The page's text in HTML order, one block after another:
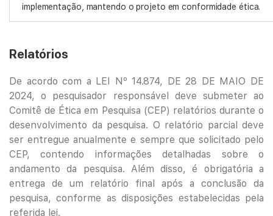
implementação, mantendo o projeto em conformidade ética.
Relatórios
De acordo com a LEI Nº 14.874, DE 28 DE MAIO DE
2024, o pesquisador responsável deve submeter ao
Comitê de Ética em Pesquisa (CEP) relatórios durante o
desenvolvimento da pesquisa. O relatório parcial deve
ser entregue anualmente e sempre que solicitado pelo
CEP, contendo informações detalhadas sobre o
andamento da pesquisa. Além disso, é obrigatória a
entrega de um relatório final após a conclusão da
pesquisa, conforme as disposições estabelecidas pela
referida lei.